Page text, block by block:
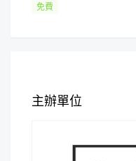
免費
主辦單位